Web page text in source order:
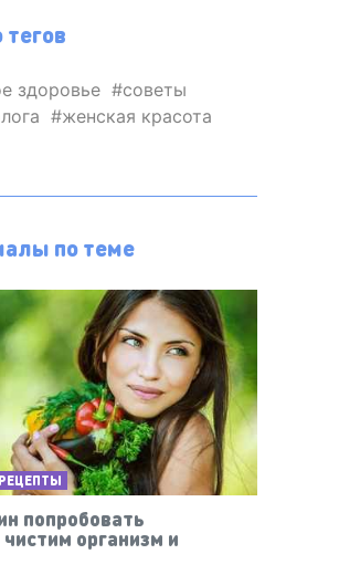
здоровье
советы
женская красота
по теме
попробовать
организм и